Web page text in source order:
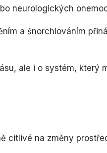
neurologických
a šnorchlováním
ale i o systém, který
citlivé na změny